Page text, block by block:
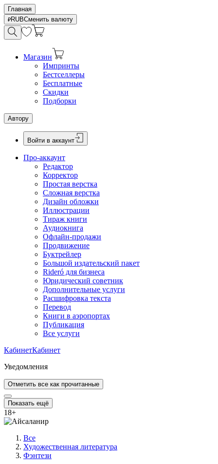
Главная
RUBСменить валюту
Магазин
Импринты
Бестселлеры
Бесплатные
Скидки
Подборки
Автору
Войти в аккаунт
Про-аккаунт
Редактор
Корректор
Простая верстка
Сложная верстка
Дизайн обложки
Иллюстрации
Тираж книги
Аудиокнига
Офлайн-продажи
Продвижение
Буктрейлер
Большой издательский пакет
Rideró для бизнеса
Юридический советник
Дополнительные услуги
Расшифровка текста
Перевод
Книги в аэропортах
Публикация
Все услуги
КабинетКабинет
Уведомления
Отметить все как прочитанные
Показать ещё
18+
Все
Художественная литература
Фэнтези